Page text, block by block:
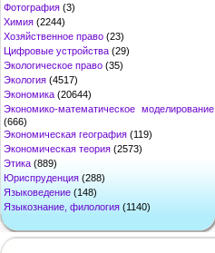
Фотография (3)
Химия (2244)
Хозяйственное право (23)
Цифровые устройства (29)
Экологическое право (35)
Экология (4517)
Экономика (20644)
Экономико-математическое моделирование
(666)
Экономическая география (119)
Экономическая теория (2573)
Этика (889)
Юриспруденция (288)
Языковедение (148)
Языкознание, филология (1140)